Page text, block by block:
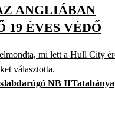
ANGLIÁBAN
19 ÉVES VÉDŐ
mi lett a Hull City
választotta.
labdarúgó NB IITatabánya